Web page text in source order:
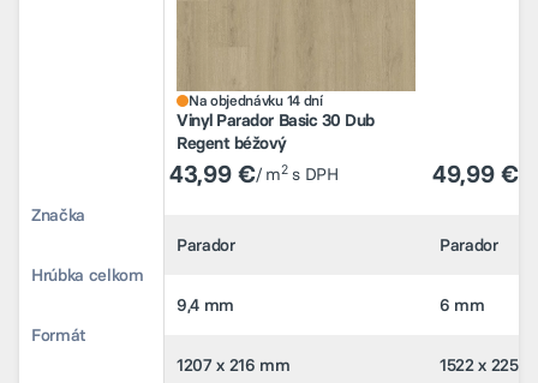
Na objednávku 14 dní
Vinyl Parador Basic 30 Dub
Regent béžový
43,99 €/ m2s DPH 49,99 €/
Parador Parador
9,4 mm 6 mm
1207 x 216 mm 1522 x 225
43,99 €/ m2
Značka
Hrúbka celkom
Formát